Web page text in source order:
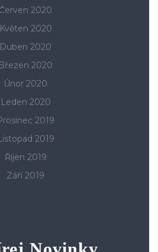
Červen 2020
Květen 2020
Duben 2020
Březen 2020
Únor 2020
Leden 2020
2019
2019
Říjen 2019
Září 2019